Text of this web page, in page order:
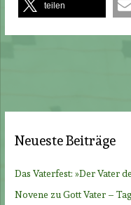
teilen
Neueste Beiträge
Das Vaterfest: »Der Vater
Novene zu Gott Vater –